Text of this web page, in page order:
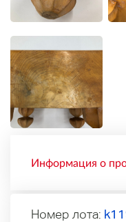
Информация о
Номер лота: